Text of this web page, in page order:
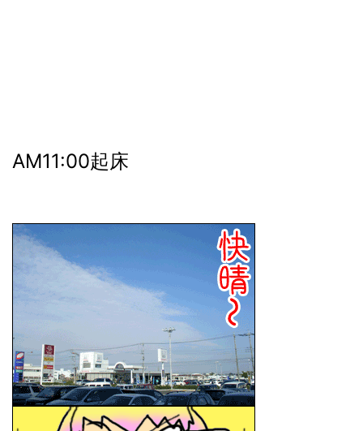
AM11:00起床